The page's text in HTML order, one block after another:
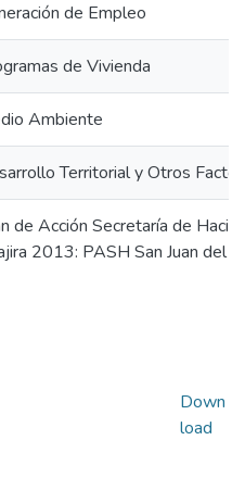
de Empleo
de Vivienda
Ambiente
Territorial y Otros
de Acción Secretaría de
2013: PASH San Juan del
Down
load